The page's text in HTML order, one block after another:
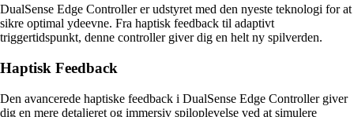
DualSense Edge Controller er udstyret med den nyeste teknologi for at
sikre optimal ydeevne. Fra haptisk feedback til adaptivt
triggertidspunkt, denne controller giver dig en helt ny spilverden.
Haptisk Feedback
Den avancerede haptiske feedback i DualSense Edge Controller giver
dig en mere detaljeret og immersiv spiloplevelse ved at simulere